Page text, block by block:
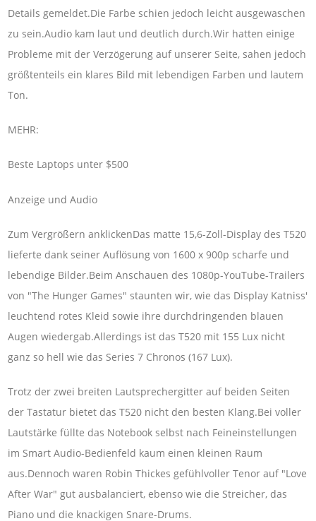
Details gemeldet.Die Farbe schien jedoch leicht ausgewaschen
zu sein.Audio kam laut und deutlich durch.Wir hatten einige
Probleme mit der Verzögerung auf unserer Seite, sahen jedoch
größtenteils ein klares Bild mit lebendigen Farben und lautem
Ton.
MEHR:
Beste Laptops unter $500
Anzeige und Audio
Zum Vergrößern anklickenDas matte 15,6-Zoll-Display des T520
lieferte dank seiner Auflösung von 1600 x 900p scharfe und
lebendige Bilder.Beim Anschauen des 1080p-YouTube-Trailers
von "The Hunger Games" staunten wir, wie das Display Katniss'
leuchtend rotes Kleid sowie ihre durchdringenden blauen
Augen wiedergab.Allerdings ist das T520 mit 155 Lux nicht
ganz so hell wie das Series 7 Chronos (167 Lux).
Trotz der zwei breiten Lautsprechergitter auf beiden Seiten
der Tastatur bietet das T520 nicht den besten Klang.Bei voller
Lautstärke füllte das Notebook selbst nach Feineinstellungen
im Smart Audio-Bedienfeld kaum einen kleinen Raum
aus.Dennoch waren Robin Thickes gefühlvoller Tenor auf "Love
After War" gut ausbalanciert, ebenso wie die Streicher, das
Piano und die knackigen Snare-Drums.